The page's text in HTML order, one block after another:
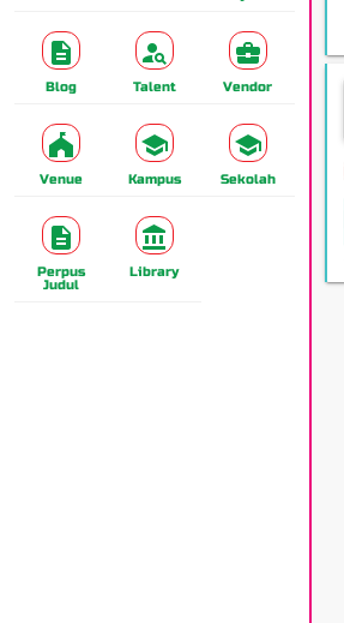
Blog Talent Vendor
Venue Kampus Sekolah
Perpus
Judul
Library